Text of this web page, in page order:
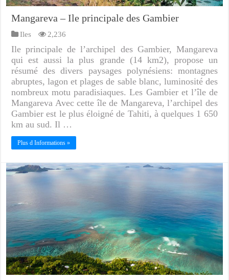
Mangareva – Ile principale des Gambier
Iles 2,236
Ile principale de l’archipel des Gambier, Mangareva
qui est aussi la plus grande (14 km2), propose un
résumé des divers paysages polynésiens: montagnes
abruptes, lagon et plages de sable blanc, luminosité des
nombreux motu paradisiaques. Les Gambier et l’île de
Mangareva Avec cette île de Mangareva, l’archipel des
Gambier est le plus éloigné de Tahiti, à quelques 1 650
km au sud. Il …
Plus d Informations »